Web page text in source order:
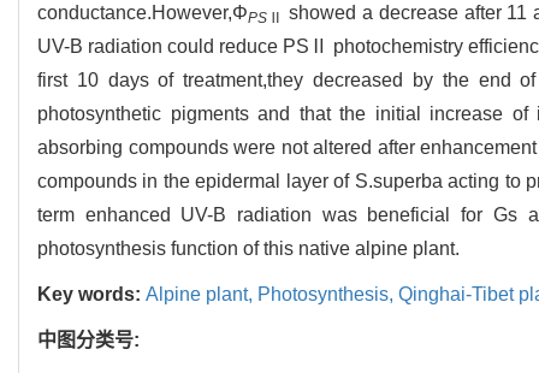
conductance.However,ΦPS Ⅱ showed a decrease after 11
UV-B radiation could reduce PSⅡ photochemistry
first 10 days of treatment,they decreased by the end
photosynthetic pigments and that the initial increase
absorbing compounds were not altered after
compounds in the epidermal layer of S.superba acting to
term enhanced UV-B radiation was beneficial for Gs
photosynthesis function of this native alpine plant.
Key words: Alpine plant, Photosynthesis, Qinghai-Tibet
中图分类号: